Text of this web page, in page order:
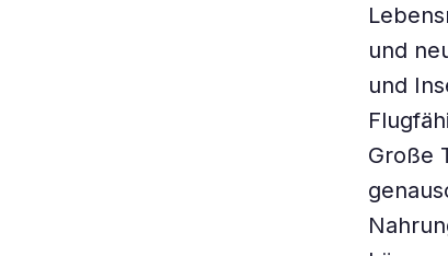
und
und
Große